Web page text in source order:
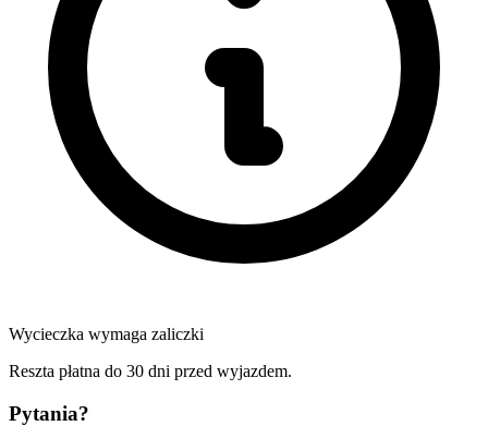
Wycieczka wymaga zaliczki
Reszta płatna do 30 dni przed wyjazdem.
Pytania?